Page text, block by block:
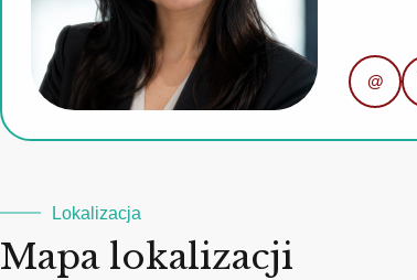
@
Lokalizacja
Mapa lokalizacji